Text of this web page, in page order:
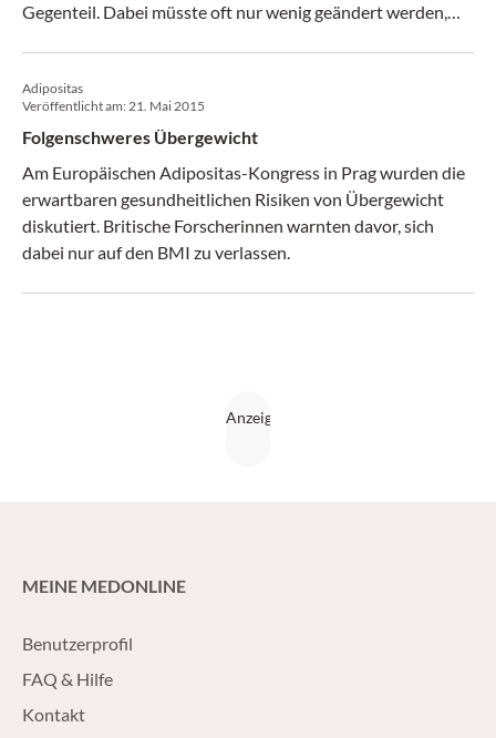
Gegenteil. Dabei müsste oft nur wenig geändert werden,
Adipositas
Veröffentlicht am:21. Mai 2015
Folgenschweres Übergewicht
Am Europäischen Adipositas-Kongress in Prag wurden die
erwartbaren gesundheitlichen Risiken von Übergewicht
diskutiert. Britische Forscherinnen warnten davor, sich
dabei nur auf den BMI zu verlassen.
MEINE MEDONLINE
Benutzerprofil
FAQ & Hilfe
Kontakt